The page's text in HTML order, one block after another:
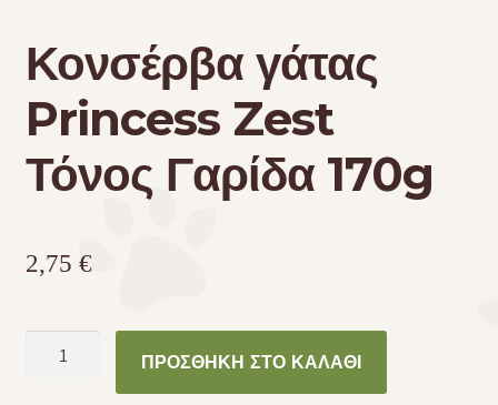
Κονσέρβα γάτας
Princess Zest
Τόνος Γαρίδα 170g
2,75 €
ΠΡΟΣΘΉΚΗ ΣΤΟ ΚΑΛΆΘΙ